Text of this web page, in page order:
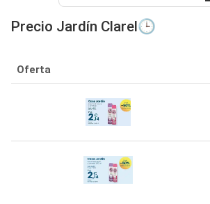
Precio Jardín Clarel🕒
Oferta